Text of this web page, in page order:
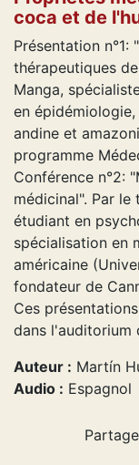
coca et de
Présentation n°1:
thérapeutiques
Manga,
en
andine et
programme
Conférence n°2:
médicinal". Par le
étudiant en
spécialisation en
américaine
fondateur de
Ces
dans l'auditorium
Auteur : Martín
Audio : Espagnol